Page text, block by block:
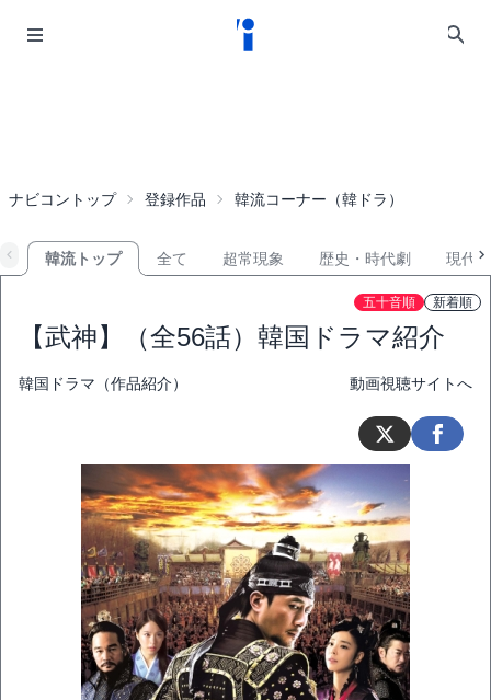
ナビコントップ 登録作品 韓流コーナー（韓ドラ）
韓流トップ 全て 超常現象 歴史・時代劇 現代
五十音順 新着順
【武神】（全56話）韓国ドラマ紹介
韓国ドラマ（作品紹介） 動画視聴サイトへ